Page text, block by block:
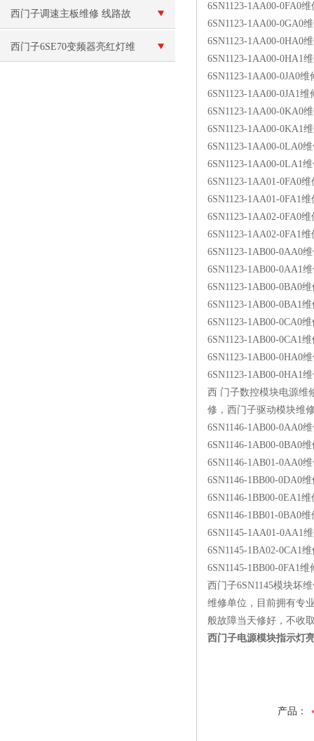
（当天修好）
西门子调速主板维修 线路故
障
西门子6SE70变频器亮红灯维
6SN1123-1AA00-0FA0
6SN1123-1AA00-0GA0
6SN1123-1AA00-0HA0
6SN1123-1AA00-0HA1
6SN1123-1AA00-0JA0
6SN1123-1AA00-0JA1
6SN1123-1AA00-0KA0
6SN1123-1AA00-0KA1
6SN1123-1AA00-0LA0
6SN1123-1AA00-0LA1
6SN1123-1AA01-0FA0
6SN1123-1AA01-0FA1
6SN1123-1AA02-0FA0
6SN1123-1AA02-0FA1
6SN1123-1AB00-0AA0
6SN1123-1AB00-0AA1
6SN1123-1AB00-0BA0
6SN1123-1AB00-0BA1
6SN1123-1AB00-0CA0
6SN1123-1AB00-0CA1
6SN1123-1AB00-0HA0
6SN1123-1AB00-0HA1
西 门子数控模块电源维
修，西门子驱动模块维
6SN1146-1AB00-0AA0
6SN1146-1AB00-0BA0
6SN1146-1AB01-0AA0
6SN1146-1BB00-0DA0
6SN1146-1BB00-0EA1
6SN1146-1BB01-0BA0
6SN1145-1AA01-0AA1
6SN1145-1BA02-0CA1
6SN1145-1BB00-0FA1
西门子6SN1145模块坏
维修单位，目前拥有专
般故障当天修好，不收
西门子电源模块指示灯
产品：